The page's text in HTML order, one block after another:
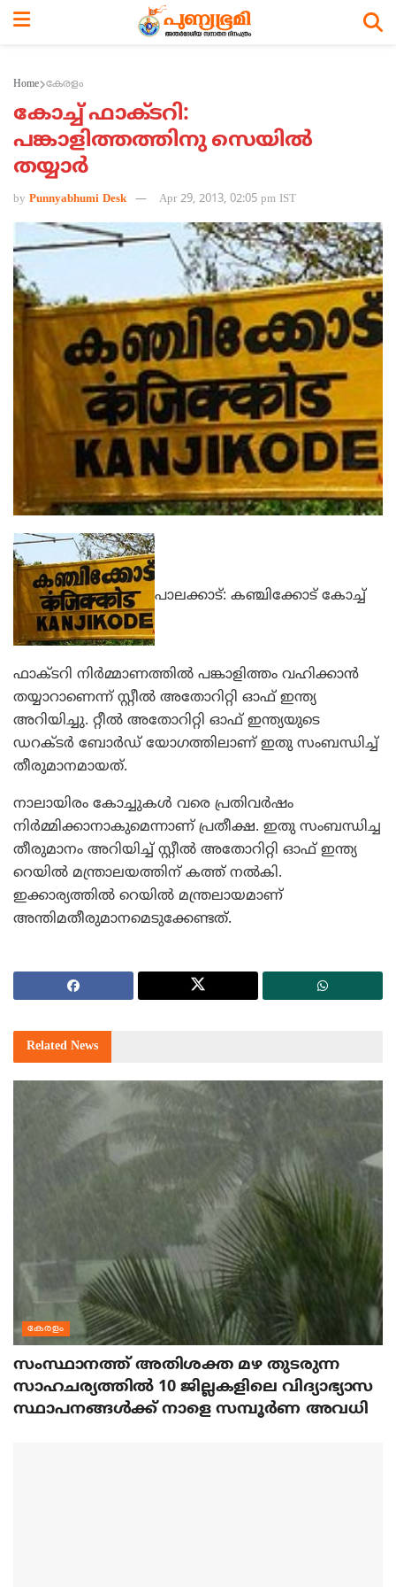
Home കേരളം
കോച്ച് ഫാക്ടറി:
പങ്കാളിത്തത്തിനു സെയില്‍
തയ്യാര്‍
by Punnyabhumi Desk Apr 29, 2013, 02:05 pm IST
പാലക്കാട്: കഞ്ചിക്കോട് കോച്ച്
ഫാക്ടറി നിര്‍മ്മാണത്തില്‍ പങ്കാളിത്തം വഹിക്കാന്‍
തയ്യാറാണെന്ന് സ്റ്റീല്‍ അതോറിറ്റി ഓഫ് ഇന്ത്യ
അറിയിച്ചു. റ്റീല്‍ അതോറിറ്റി ഓഫ് ഇന്ത്യയുടെ
ഡറക്ടര്‍ ബോര്‍ഡ് യോഗത്തിലാണ് ഇതു സംബന്ധിച്ച്
തീരുമാനമായത്.
നാലായിരം കോച്ചുകള്‍ വരെ പ്രതിവര്‍ഷം
നിര്‍മ്മിക്കാനാകുമെന്നാണ് പ്രതീക്ഷ. ഇതു സംബന്ധിച്ച
തീരുമാനം അറിയിച്ച് സ്റ്റീല്‍ അതോറിറ്റി ഓഫ് ഇന്ത്യ
റെയില്‍ മന്ത്രാലയത്തിന് കത്ത് നല്‍കി.
ഇക്കാര്യത്തില്‍ റെയില്‍ മന്ത്രലായമാണ്
അന്തിമതീരുമാനമെടുക്കേണ്ടത്.
Related News
കേരളം
സംസ്ഥാനത്ത് അതിശക്ത മഴ തുടരുന്ന
സാഹചര്യത്തിൽ 10 ജില്ലകളിലെ വിദ്യാഭ്യാസ
സ്ഥാപനങ്ങൾക്ക് നാളെ സമ്പൂർണ അവധി